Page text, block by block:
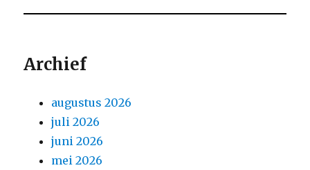
Archief
augustus 2026
juli 2026
juni 2026
mei 2026